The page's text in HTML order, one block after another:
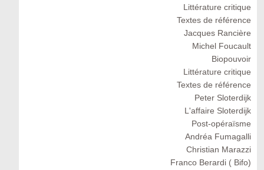
Littérature critique
Textes de référence
Jacques Rancière
Michel Foucault
Biopouvoir
Littérature critique
Textes de référence
Peter Sloterdijk
L'affaire Sloterdijk
Post-opéraïsme
Andréa Fumagalli
Christian Marazzi
Franco Berardi ( Bifo)